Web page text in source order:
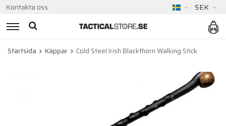
Kontakta oss SEK
Startsida Käppar Cold Steel Irish Blackthorn Walking Stick